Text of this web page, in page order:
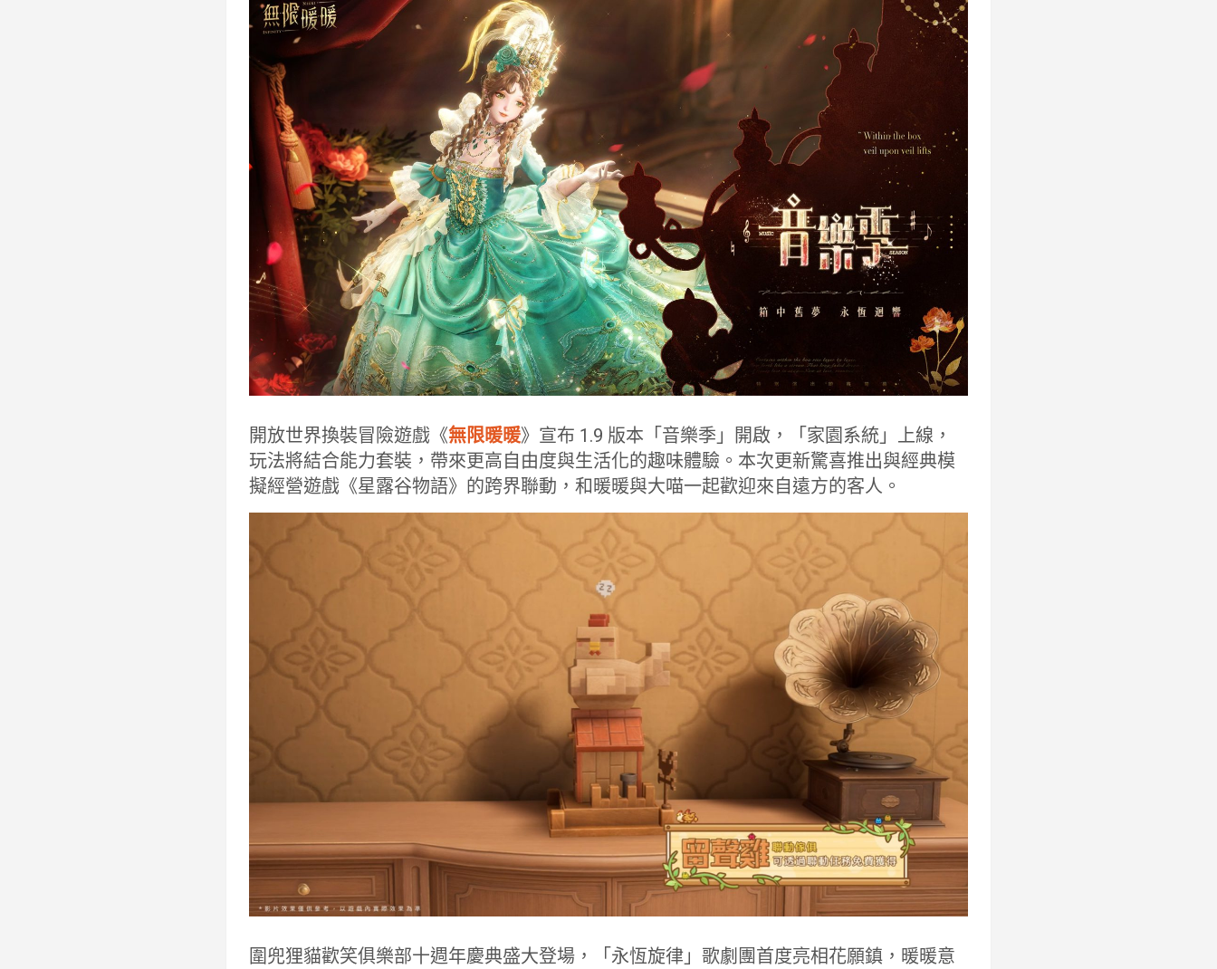
開放世界換裝冒險遊戲《無限暖暖》宣布 1.9 版本「音樂季」開啟，「家園系統」上線，
玩法將結合能力套裝，帶來更高自由度與生活化的趣味體驗。本次更新驚喜推出與經典模
擬經營遊戲《星露谷物語》的跨界聯動，和暖暖與大喵一起歡迎來自遠方的客人。
圍兜狸貓歡笑俱樂部十週年慶典盛大登場，「永恆旋律」歌劇團首度亮相花願鎮，暖暖意